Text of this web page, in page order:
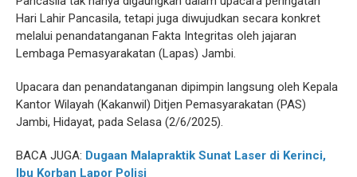
Hari Lahir Pancasila, tetapi juga diwujudkan secara konkret
melalui penandatanganan Fakta Integritas oleh jajaran
Lembaga Pemasyarakatan (Lapas) Jambi.
Upacara dan penandatanganan dipimpin langsung oleh Kepala
Kantor Wilayah (Kakanwil) Ditjen Pemasyarakatan (PAS)
Jambi, Hidayat, pada Selasa (2/6/2025).
BACA JUGA: Dugaan Malapraktik Sunat Laser di Kerinci,
Ibu Korban Lapor Polisi